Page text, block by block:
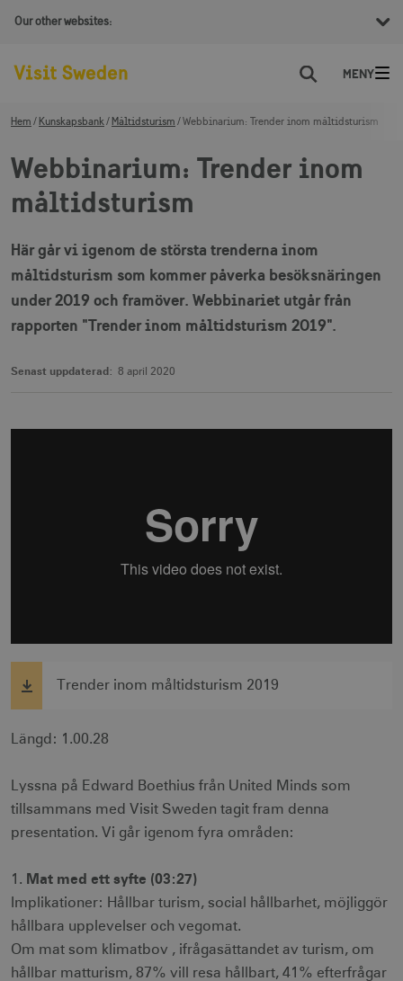
Our other websites:
Sök
Hem Kunskapsbank Måltidsturism Webbinarium: Trender inom måltidsturism
Webbinarium: Trender inom
måltidsturism
Här går vi igenom de största trenderna inom
måltidsturism som kommer påverka besöksnäringen
under 2019 och framöver. Webbinariet utgår från
rapporten "Trender inom måltidsturism 2019".
Senast uppdaterad: 8 april 2020
Trender inom måltidsturism 2019
Längd: 1.00.28
Lyssna på Edward Boethius från United Minds som
tillsammans med Visit Sweden tagit fram denna
presentation. Vi går igenom fyra områden:
1. Mat med ett syfte (03:27)
Implikationer: Hållbar turism, social hållbarhet, möjliggör
hållbara upplevelser och vegomat.
Om mat som klimatbov , ifrågasättandet av turism, om
hållbar matturism, 87% vill resa hållbart, 41% efterfrågar